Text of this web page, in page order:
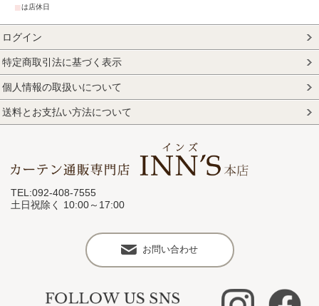
■は店休日
ログイン
特定商取引法に基づく表示
個人情報の取扱いについて
送料とお支払い方法について
TEL:092-408-7555
土日祝除く 10:00～17:00
お問い合わせ